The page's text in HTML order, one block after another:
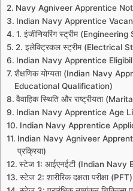
Navy Agniveer Apprentice
Indian Navy Apprentice
1. इंजीनियरिंग स्ट्रीम
2. इलेक्ट्रिकल स्ट्रीम (Electrical
Indian Navy Apprentice
शैक्षणिक योग्यता (Indian Navy
Educational Qualification)
वैवाहिक स्थिति और राष्ट्रीयता
Indian Navy Apprentice Age
Indian Navy Apprentice
Indian Navy Agniveer
प्रक्रिया)
स्टेज 1: आईएनईटी (Indian Navy
स्टेज 2: शारीरिक दक्षता परीक्षा